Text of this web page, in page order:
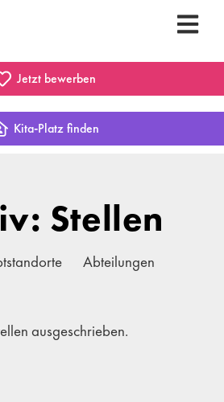
Jetzt bewerben
Kita-Platz finden
Stellen
Abteilungen
ausgeschrieben.